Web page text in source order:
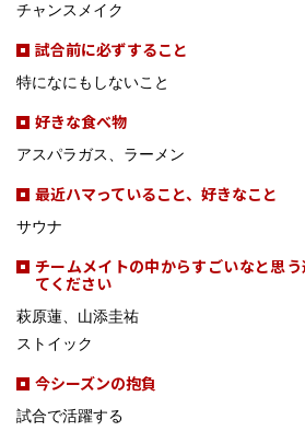
チャンスメイク
試合前に必ずすること
特になにもしないこと
好きな食べ物
アスパラガス、ラーメン
最近ハマっていること、好きなこと
サウナ
チームメイトの中からすごいなと思
てください
萩原蓮、山添圭祐
ストイック
今シーズンの抱負
試合で活躍する